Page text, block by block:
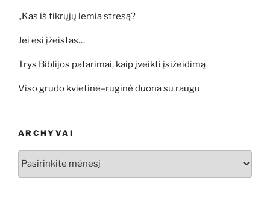
„Kas iš tikrųjų lemia stresą?
Jei esi įžeistas…
Trys Biblijos patarimai, kaip įveikti įsižeidimą
Viso grūdo kvietinė–ruginė duona su raugu
ARCHYVAI